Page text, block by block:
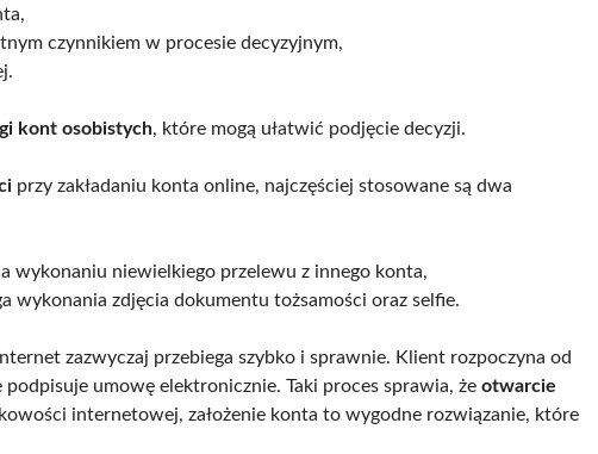
czynnikiem w procesie decyzyjnym,
kont osobistych, które mogą ułatwić podjęcie decyzji.
przy zakładaniu konta online, najczęściej stosowane są dwa
wykonaniu niewielkiego przelewu z innego konta,
wykonania zdjęcia dokumentu tożsamości oraz selfie.
zazwyczaj przebiega szybko i sprawnie. Klient rozpoczyna od
umowę elektronicznie. Taki proces sprawia, że otwarcie
internetowej, założenie konta to wygodne rozwiązanie, które